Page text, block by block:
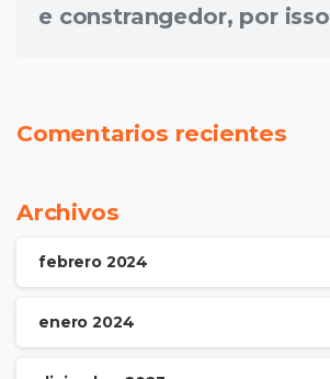
e constrangedor, por isso
Comentarios recientes
Archivos
febrero 2024
enero 2024